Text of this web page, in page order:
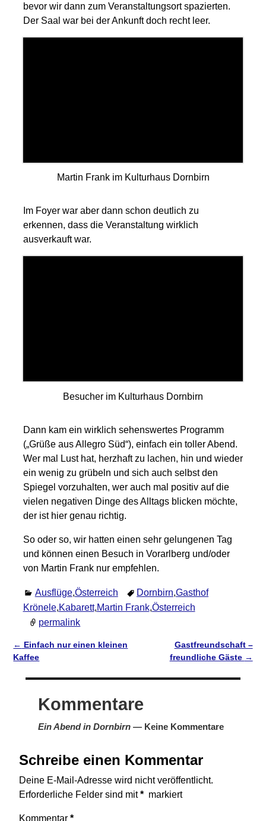
bevor wir dann zum Veranstaltungsort spazierten.
Der Saal war bei der Ankunft doch recht leer.
Martin Frank im Kulturhaus Dornbirn
Im Foyer war aber dann schon deutlich zu
erkennen, dass die Veranstaltung wirklich
ausverkauft war.
Besucher im Kulturhaus Dornbirn
Dann kam ein wirklich sehenswertes Programm
(„Grüße aus Allegro Süd“), einfach ein toller Abend.
Wer mal Lust hat, herzhaft zu lachen, hin und wieder
ein wenig zu grübeln und sich auch selbst den
Spiegel vorzuhalten, wer auch mal positiv auf die
vielen negativen Dinge des Alltags blicken möchte,
der ist hier genau richtig.
So oder so, wir hatten einen sehr gelungenen Tag
und können einen Besuch in Vorarlberg und/oder
von Martin Frank nur empfehlen.
Ausflüge,Österreich Dornbirn,Gasthof
Krönele,Kabarett,Martin Frank,Österreich
permalink
Artikelnavigation
← Einfach nur einen kleinen
Kaffee
Gastfreundschaft –
freundliche Gäste →
Kommentare
Ein Abend in Dornbirn — Keine Kommentare
Schreibe einen Kommentar
Deine E-Mail-Adresse wird nicht veröffentlicht.
Erforderliche Felder sind mit* markiert
Kommentar*